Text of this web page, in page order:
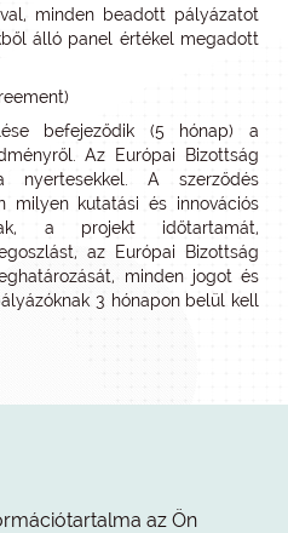
minden beadott pályázatot
álló panel értékel megadott
befejeződik (5 hónap) a
Az Európai Bizottság
A szerződés
milyen kutatási és innovációs
a projekt időtartamát,
az Európai Bizottság
minden jogot és
3 hónapon belül kell
az Ön